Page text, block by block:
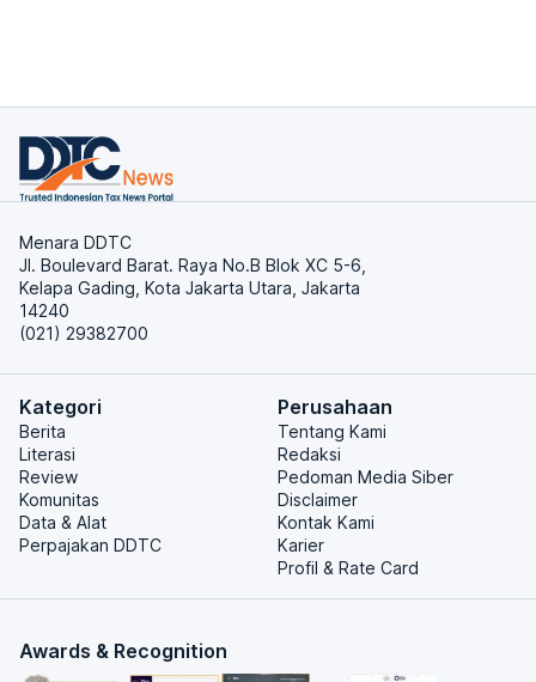
Menara DDTC
Jl. Boulevard Barat. Raya No.B Blok XC 5-6,
Kelapa Gading, Kota Jakarta Utara, Jakarta
14240
(021) 29382700
Kategori
Berita
Literasi
Review
Komunitas
Data & Alat
Perpajakan DDTC
Perusahaan
Tentang Kami
Redaksi
Pedoman Media Siber
Disclaimer
Kontak Kami
Karier
Profil & Rate Card
Awards & Recognition